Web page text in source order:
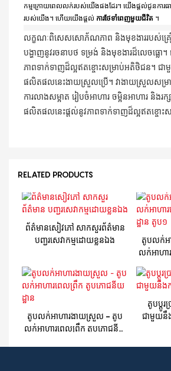
កម្មក្រោយពេលលក់របស់យើងផងដែរ។ យើងផ្តល់ជូនកា
របស់យើង។ ហើយយើងផ្តល់ ការថែទាំពេញមួយជីវិត ។
លក្ខណៈពិសេសសោភ័ណភាព និងមុខងាររបស់គ្រឿ
បង្ហាញនូវរចនាបថ ទម្រង់ និងមុខងារដ៏លេចធ្លោ
ភាពទាក់ទាញដ៏ល្អឥតខ្ចោះសម្រាប់អតិថិជន។
ផលិតផលនេះងាយស្រួលប្រើ។ វាងាយស្រួលសម្រ
ការលាងសម្អាត រៀបចំអាហារ ចម្អិនអាហារ និងរក្
ផលិតផលនេះផ្តល់នូវភាពទាក់ទាញដ៏ល្អឥតខ្ចោះ
RELATED PRODUCTS
ព័ត៌មានសៀវភៅ សាកសួរព័ត៌មាន
បញ្ជរសេវាកម្មដោយខ្លួនឯង
តូបលក់អ
លក់អាហា
តូបលក់អាហារងាយស្រួល - តូប
លក់អាហារពេលព្រឹក តូបភោជនីយ
តូបប្តូ
ជាមួយនឹ